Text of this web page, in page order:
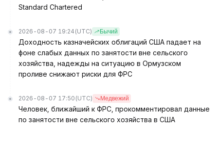
Standard Chartered
2026-08-07 19:24 (UTC) Бычий
Доходность казначейских облигаций США падает на
фоне слабых данных по занятости вне сельского
хозяйства, надежды на ситуацию в Ормузском
проливе снижают риски для ФРС
2026-08-07 17:50 (UTC) Медвежий
Человек, ближайший к ФРС, прокомментировал данные
по занятости вне сельского хозяйства в США